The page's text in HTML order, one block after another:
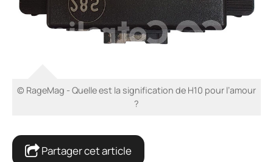
© RageMag - Quelle est la signification de H10 pour l’amour
?
Partager cet article